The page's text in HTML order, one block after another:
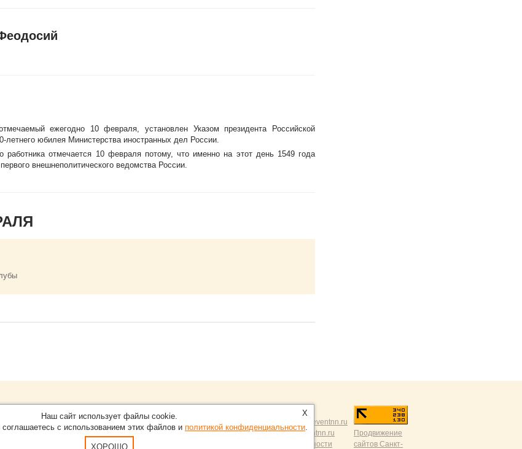
ежегодно 10 февраля, установлен Указом президента Российской
юбилея Министерства иностранных дел России.
отмечается 10 февраля потому, что именно на этот день 1549 года
внешнеполитического ведомства России.
О проекте
Карта сайта
Обращайтесь на портал
С новостями, пресс-релизами и разумной критикой:
news@eventnn.ru
По вопросам добавления информации на сайт:dmitry@eventnn.ru
Пользовательское Соглашение и политика конфиденциальности
Продвижение
сайтов Санкт-
X
Наш сайт использует файлы cookie.
с использованием этих файлов и политикой конфиденциальности.
ХОРОШО